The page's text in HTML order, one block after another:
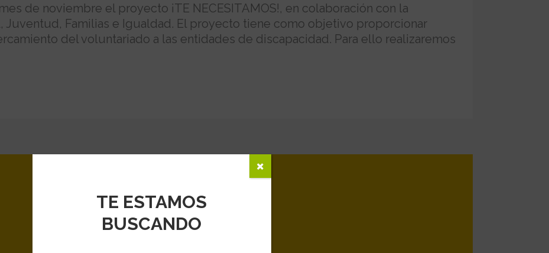
de noviembre el proyecto ¡TE NECESITAMOS!, en colaboración con la
Juventud, Familias e Igualdad. El proyecto tiene como objetivo proporcionar
del voluntariado a las entidades de discapacidad. Para ello realizaremos
TE ESTAMOS
BUSCANDO